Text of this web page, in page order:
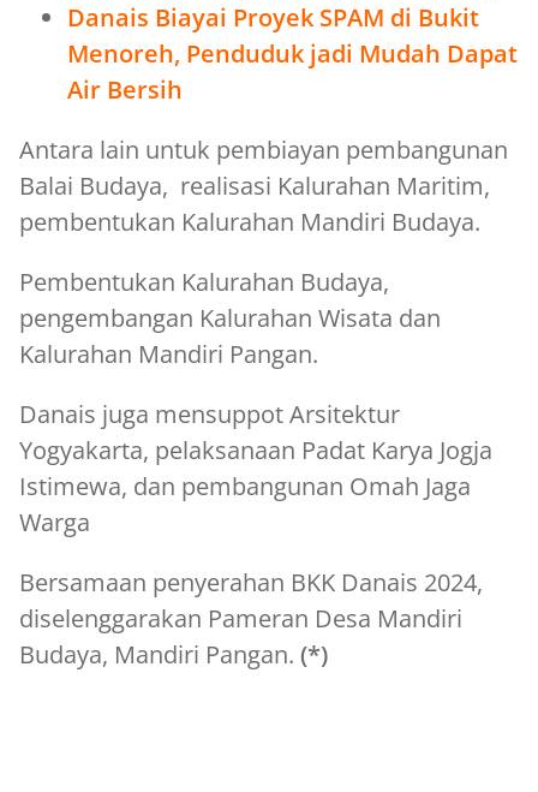
Danais Biayai Proyek SPAM di Bukit
Menoreh, Penduduk jadi Mudah Dapat
Air Bersih
Antara lain untuk pembiayan pembangunan
Balai Budaya, realisasi Kalurahan Maritim,
pembentukan Kalurahan Mandiri Budaya.
Pembentukan Kalurahan Budaya,
pengembangan Kalurahan Wisata dan
Kalurahan Mandiri Pangan.
Danais juga mensuppot Arsitektur
Yogyakarta, pelaksanaan Padat Karya Jogja
Istimewa, dan pembangunan Omah Jaga
Warga
Bersamaan penyerahan BKK Danais 2024,
diselenggarakan Pameran Desa Mandiri
Budaya, Mandiri Pangan. (*)